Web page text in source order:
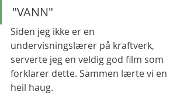
"VANN"
Siden jeg ikke er en
undervisningslærer på kraftverk,
serverte jeg en veldig god film som
forklarer dette. Sammen lærte vi en
heil haug.